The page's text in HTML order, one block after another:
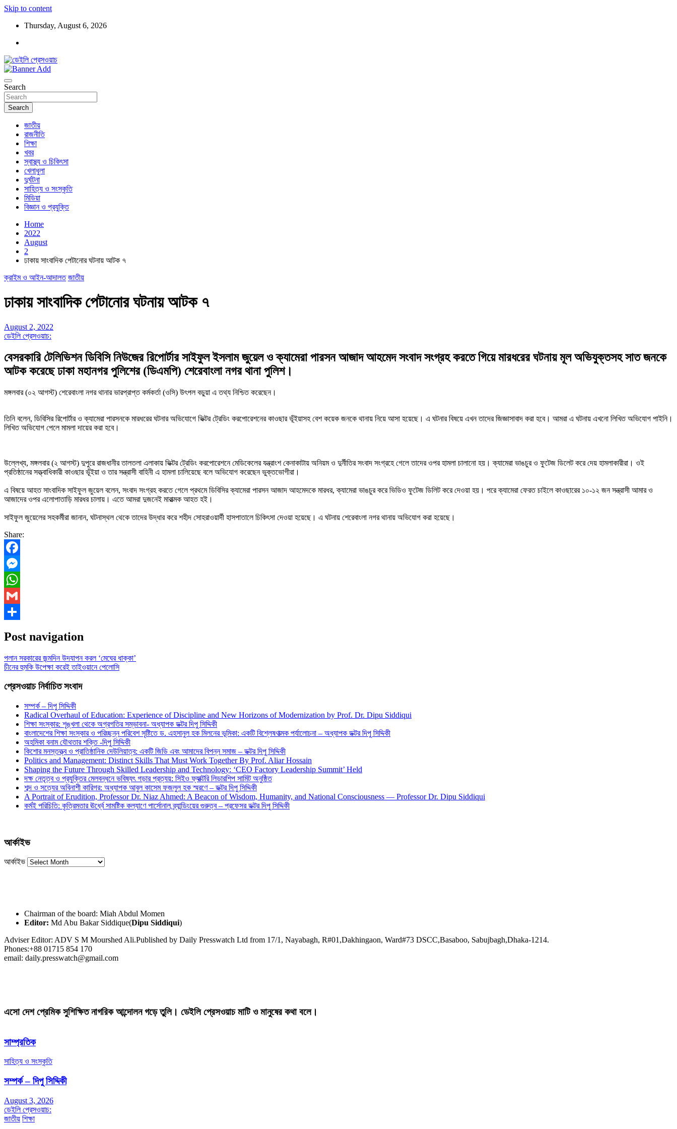
Skip to content
Thursday, August 6, 2026
ডেইলি প্রেসওয়াচ
Search
Search
জাতীয়
রাজনীতি
শিক্ষা
খবর
স্বাস্থ্য ও চিকিৎসা
খেলাধুলা
দুর্ঘটনা
সাহিত্য ও সংস্কৃতি
মিডিয়া
বিজ্ঞান ও প্রযুক্তি
Home
2022
August
2
ঢাকায় সাংবাদিক পেটানোর ঘটনায় আটক ৭
ক্রাইম ও আইন-আদালত জাতীয়
ঢাকায় সাংবাদিক পেটানোর ঘটনায় আটক ৭
August 2, 2022
ডেইলি প্রেসওয়াচ:
বেসরকারি টেলিভিশন ডিবিসি নিউজের রিপোর্টার সাইফুল ইসলাম জুয়েল ও ক্যামেরা পারসন আজাদ আহমেদ সংবাদ সংগ্রহ করতে গিয়ে মারধরের ঘটনায় মূল অভিযুক্তসহ সাত জনকে
আটক করেছে ঢাকা মহানগর পুলিশের (ডিএমপি) শেরেবাংলা নগর থানা পুলিশ।
মঙ্গলবার (০২ আগস্ট) শেরেবাংলা নগর থানার ভারপ্রাপ্ত কর্মকর্তা (ওসি) উৎপল বড়ুয়া এ তথ্য নিশ্চিত করেছেন।
তিনি বলেন, ডিবিসির রিপোর্টার ও ক্যামেরা পারসনকে মারধরের ঘটনার অভিযোগে ভিক্টর ট্রেডিং করপোরেশনের কাওছার ভূঁইয়াসহ বেশ কয়েক জনকে থানায় নিয়ে আসা হয়েছে। এ ঘটনার বিষয়ে এখন তাদের জিজ্ঞাসাবাদ করা হবে। আমরা এ ঘটনায় এখনো লিখিত অভিযোগ পাইনি।
লিখিত অভিযোগ পেলে মামলা দায়ের করা হবে।
উল্লেখ্য, মঙ্গলবার (২ আগস্ট) দুপুরে রাজধানীর তালতলা এলাকায় ভিক্টর ট্রেডিং করপোরেশনে মেডিকেলের যন্ত্রাংশ কেনাকাটায় অনিয়ম ও দুর্নীতির সংবাদ সংগ্রহে গেলে তাদের ওপর হামলা চালানো হয়। ক্যামেরা ভাঙচুর ও ফুটেজ ডিলেট করে দেয় হামলাকারীরা। ওই
প্রতিষ্ঠানের সত্ত্বাধিকারী কাওছার ভূঁইয়া ও তার সন্ত্রাসী বাহিনী এ হামলা চালিয়েছে বলে অভিযোগ করেছেন ভুক্তভোগীরা।
এ বিষয়ে আহত সাংবাদিক সাইফুল জুয়েল বলেন, সংবাদ সংগ্রহ করতে গেলে প্রথমে ডিবিসির ক্যামেরা পারসন আজাদ আহমেদকে মারধর, ক্যামেরা ভাঙচুর করে ভিডিও ফুটেজ ডিলিট করে দেওয়া হয়। পরে ক্যামেরা ফেরত চাইলে কাওছারের ১০-১২ জন সন্ত্রাসী আমার ও
আজাদের ওপর এলোপাতাড়ি মারধর চালায়। এতে আমরা দুজনেই মারাত্মক আহত হই।
সাইফুল জুয়েলের সহকর্মীরা জানান, ঘটনাস্থল থেকে তাদের উদ্ধার করে শহীদ সোহরাওয়ার্দী হাসপাতালে চিকিৎসা দেওয়া হয়েছে। এ ঘটনায় শেরেবাংলা নগর থানায় অভিযোগ করা হয়েছে।
Share:
Facebook
Messenger
WhatsApp
Gmail
Post navigation
পলান সরকারের জন্মদিন উদযাপন করল ‘মেঘের ধাক্কা’
চীনের হুমকি উপেক্ষা করেই তাইওয়ানে পেলোসি
প্রেসওয়াচ নির্বাচিত সংবাদ
সম্পর্ক – দিপু সিদ্দিকী
Radical Overhaul of Education: Experience of Discipline and New Horizons of Modernization by Prof. Dr. Dipu Siddiqui
শিক্ষা সংস্কার: শৃঙ্খলা থেকে অগ্রগতির সম্ভাবনা- অধ্যাপক ডক্টর দিপু সিদ্দিকী
বাংলাদেশের শিক্ষা সংস্কার ও পরিচ্ছন্ন পরিবেশ সৃষ্টিতে ড. এহসানুল হক মিলনের ভূমিকা: একটি বিশ্লেষণাত্মক পর্যালোচনা – অধ্যাপক ডক্টর দিপু সিদ্দিকী
অহমিকা বনাম যৌথতার শক্তি -দিপু সিদ্দিকী
কিশোর মনস্তত্ত্ব ও প্রাতিষ্ঠানিক দেউলিয়াত্ব: একটি জিডি এবং আমাদের বিপন্ন সমাজ – ডক্টর দিপু সিদ্দিকী
Politics and Management: Distinct Skills That Must Work Together By Prof. Aliar Hossain
Shaping the Future Through Skilled Leadership and Technology: ‘CEO Factory Leadership Summit’ Held
দক্ষ নেতৃত্ব ও প্রযুক্তির মেলবন্ধনে ভবিষ্যৎ গড়ার প্রত্যয়: সিইও ফ্যাক্টরি লিডারশিপ সামিট অনুষ্ঠিত
শব্দ ও সত্যের অবিনাশী কারিগর: অধ্যাপক আবুল কাসেম ফজলুল হক স্মরণে – ডক্টর দিপু সিদ্দিকী
A Portrait of Erudition, Professor Dr. Niaz Ahmed: A Beacon of Wisdom, Humanity, and National Consciousness — Professor Dr. Dipu Siddiqui
কর্মই পরিচিতি: কৃত্রিমতার ঊর্ধ্বে সামষ্টিক কল্যাণে পার্সোনাল ব্র্যান্ডিংয়ের গুরুত্ব – প্রফেসর ডক্টর দিপু সিদ্দিকী
আর্কাইভ
আর্কাইভ
Chairman of the board: Miah Abdul Momen
Editor: Md Abu Bakar Siddique(Dipu Siddiqui)
Adviser Editor: ADV S M Mourshed Ali.Published by Daily Presswatch Ltd from 17/1, Nayabagh, R#01,Dakhingaon, Ward#73 DSCC,Basaboo, Sabujbagh,Dhaka-1214.
Phones:+88 01715 854 170
email: daily.presswatch@gmail.com
এসো দেশ প্রেমিক সুশিক্ষিত নাগরিক আন্দোলন গড়ে তুলি। ডেইলি প্রেসওয়াচ মাটি ও মানুষের কথা বলে।
সাম্প্রতিক
সাহিত্য ও সংস্কৃতি
সম্পর্ক – দিপু সিদ্দিকী
August 3, 2026
ডেইলি প্রেসওয়াচ:
জাতীয় শিক্ষা